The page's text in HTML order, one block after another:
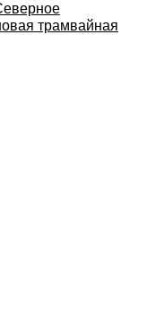
трамвайная